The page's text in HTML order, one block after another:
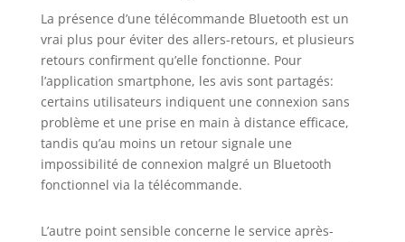
La présence d’une télécommande Bluetooth est un
vrai plus pour éviter des allers-retours, et plusieurs
retours confirment qu’elle fonctionne. Pour
l’application smartphone, les avis sont partagés:
certains utilisateurs indiquent une connexion sans
problème et une prise en main à distance efficace,
tandis qu’au moins un retour signale une
impossibilité de connexion malgré un Bluetooth
fonctionnel via la télécommande.
L’autre point sensible concerne le service après-